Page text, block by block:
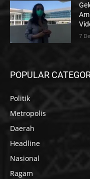
7
POPULAR
Politik
Metropolis
Daerah
Headline
Nasional
Ragam